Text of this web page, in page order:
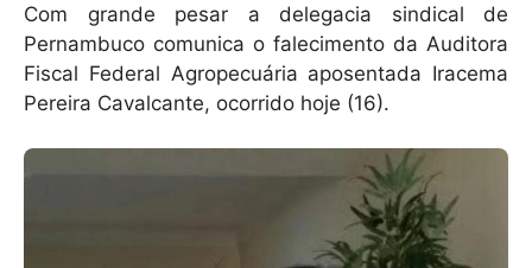
at
s
A
p
c
e
b
o
o
ai
l
Com grande pesar a delegacia sindical de
Pernambuco comunica o falecimento da Auditora
Fiscal Federal Agropecuária aposentada Iracema
Pereira Cavalcante, ocorrido hoje (16).